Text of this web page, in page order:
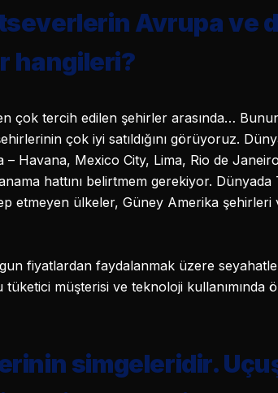
Avrupa ve
hangileri?
çok tercih edilen şehirler arasında…
çok iyi satıldığını görüyoruz.
Havana, Mexico City, Lima, Rio de
hattını belirtmem gerekiyor. Dünyada
etmeyen ülkeler, Güney Amerika
fiyatlardan faydalanmak üzere
müşterisi ve teknoloji kullanımında
simgeleridir.